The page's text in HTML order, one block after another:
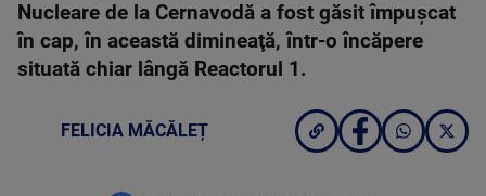
Nucleare de la Cernavodă a fost găsit împuşcat
în cap, în această dimineaţă, într-o încăpere
situată chiar lângă Reactorul 1.
FELICIA MĂCĂLEȚ